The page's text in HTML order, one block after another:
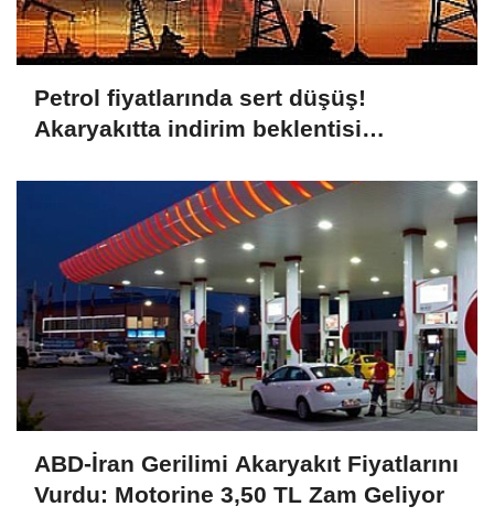
Petrol fiyatlarında sert düşüş!
Akaryakıtta indirim beklentisi
ABD-İran Gerilimi Akaryakıt Fiyatlarını
Vurdu: Motorine 3,50 TL Zam Geliyor